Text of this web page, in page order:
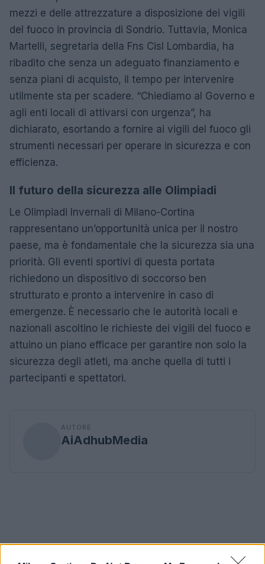
mezzi e delle attrezzature a disposizione dei vigili
del fuoco in provincia di Sondrio. Tuttavia, Monica
Martelli, segretaria della Fns Cisl Lombardia, ha
ribadito che senza un adeguato finanziamento e
senza piani di acquisto, il tempo per intervenire
utilmente sta per scadere. “Chiediamo al Governo e
agli enti locali di attivarsi con urgenza”, ha
dichiarato, esortando a fornire ai vigili del fuoco gli
strumenti necessari per operare in sicurezza e con
efficienza.
Il futuro della sicurezza alle Olimpiadi
Le Olimpiadi Invernali di Milano-Cortina
rappresentano un’opportunità unica per il nostro
paese, ma è fondamentale che la sicurezza sia una
priorità. Gli eventi sportivi di questa portata
richiedono un dispositivo di soccorso ben
strutturato e pronto a intervenire in caso di
emergenze. È necessario che le autorità locali e
nazionali ascoltino le richieste dei vigili del fuoco e
attuino un piano efficace per garantire non solo la
sicurezza degli atleti, ma anche quella di tutti i
partecipanti e spettatori.
AUTORE
AiAdhubMedia